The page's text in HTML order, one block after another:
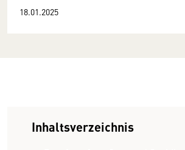
18.01.2025
Inhaltsverzeichnis